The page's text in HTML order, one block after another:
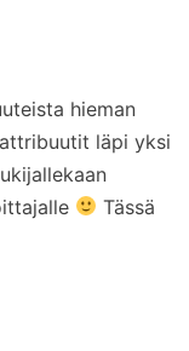
hieman
läpi yksi
Tässä